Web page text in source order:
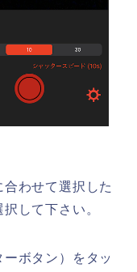
わせて選択した
して下さい。
ボタン）をタッ